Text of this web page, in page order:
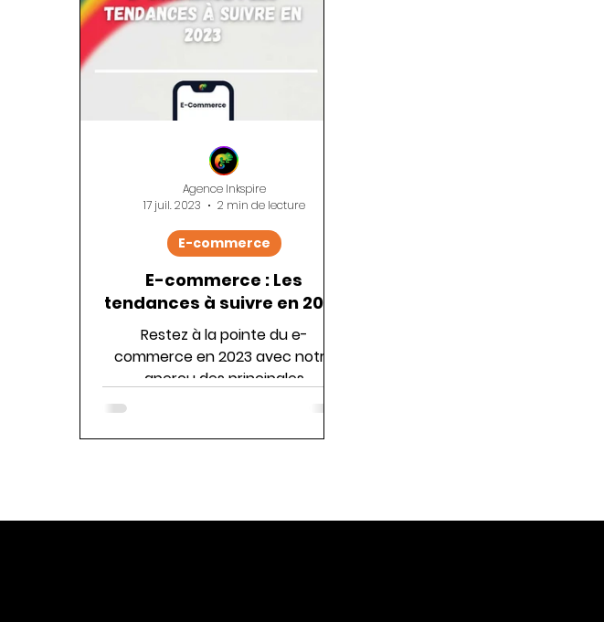
E-commerce : Les
tendances à suivre en 2023
Restez à la pointe du e-
commerce en 2023 avec notre
aperçu des principales
E-commerce
Agence Inkspire
17 juil. 2023
2 min de lecture